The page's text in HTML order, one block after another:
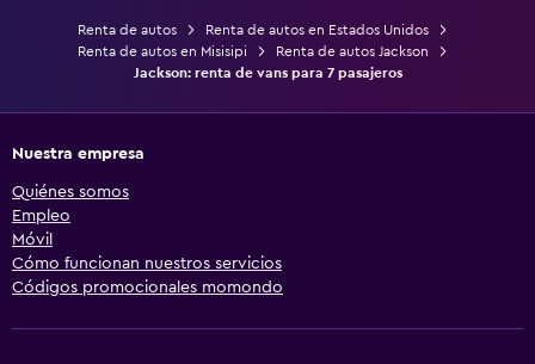
Renta de autos
Renta de autos en Estados Unidos
Renta de autos en Misisipi
Renta de autos Jackson
Jackson: renta de vans para 7 pasajeros
Nuestra empresa
Quiénes somos
Empleo
Móvil
Cómo funcionan nuestros servicios
Códigos promocionales momondo